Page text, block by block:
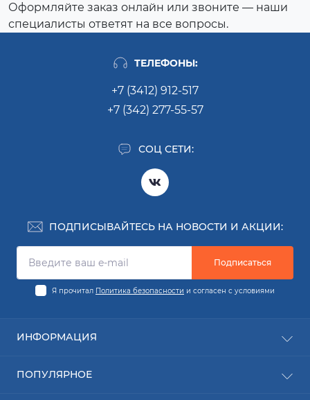
Оформляйте заказ онлайн или звоните — наши
специалисты ответят на все вопросы.
ТЕЛЕФОНЫ:
+7 (3412) 912-517
+7 (342) 277-55-57
СОЦ СЕТИ:
ПОДПИСЫВАЙТЕСЬ НА НОВОСТИ И АКЦИИ:
Подписаться
Я прочитал Политика безопасности и согласен с условиями
ИНФОРМАЦИЯ
Заявка на ремонт
ПОПУЛЯРНОЕ